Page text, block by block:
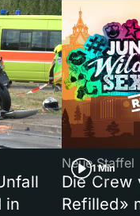
in
1 Min
Neue Staffel
Die Crew
Refilled»